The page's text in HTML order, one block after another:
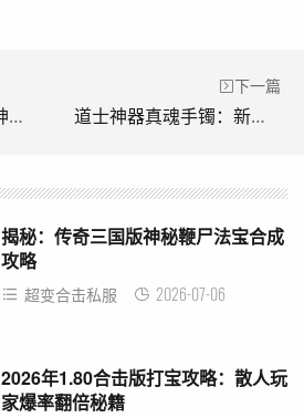
神技觉醒：从凡武到神道的终极蜕变
下一篇
道士神器真魂手镯：新开传奇手游中的战术核心
揭秘：传奇三国版神秘鞭尸法宝合成
攻略
超变合击私服 2026-07-06
2026年1.80合击版打宝攻略：散人玩
家爆率翻倍秘籍